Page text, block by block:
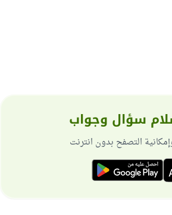
سؤال وجواب
التصفح بدون انترنت